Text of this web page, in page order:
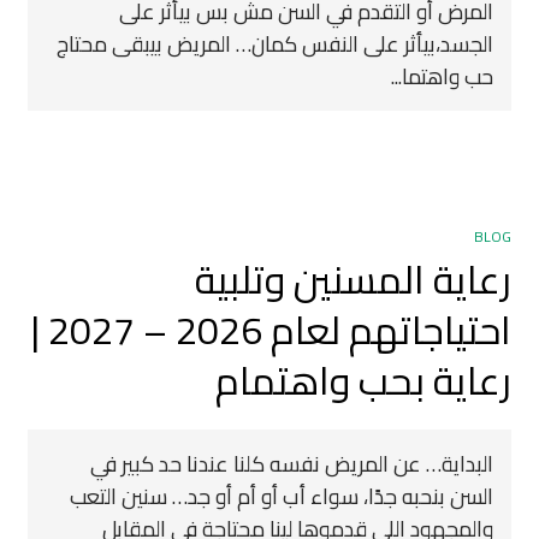
المرض أو التقدم في السن مش بس بيأثر على
الجسد،بيأثر على النفس كمان… المريض بيبقى محتاج
حب واهتما...
BLOG
رعاية المسنين وتلبية
احتياجاتهم لعام 2026 – 2027 |
رعاية بحب واهتمام
البداية… عن المريض نفسه كلنا عندنا حد كبير في
السن بنحبه جدًا، سواء أب أو أم أو جد… سنين التعب
والمجهود اللي قدموها لينا محتاجة في المقابل